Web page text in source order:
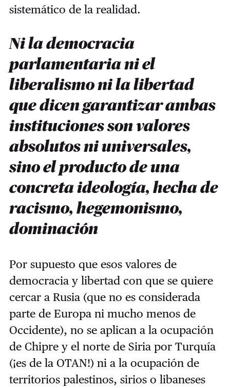
sistemático de la realidad.
Ni la democracia
parlamentaria ni el
liberalismo ni la libertad
que dicen garantizar ambas
instituciones son valores
absolutos ni universales,
sino el producto de una
concreta ideología, hecha de
racismo, hegemonismo,
dominación
Por supuesto que esos valores de
democracia y libertad con que se quiere
cercar a Rusia (que no es considerada
parte de Europa ni mucho menos de
Occidente), no se aplican a la ocupación
de Chipre y el norte de Siria por Turquía
(¡es de la OTAN!) ni a la ocupación de
territorios palestinos, sirios o libaneses